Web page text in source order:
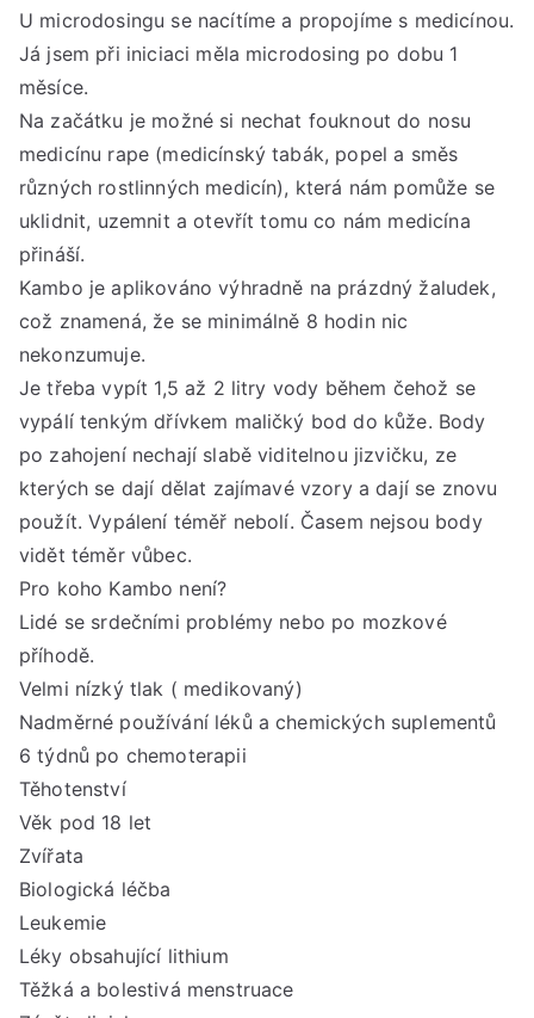
U microdosingu se nacítíme a propojíme s medicínou.
Já jsem při iniciaci měla microdosing po dobu 1
měsíce.
Na začátku je možné si nechat fouknout do nosu
medicínu rape (medicínský tabák, popel a směs
různých rostlinných medicín), která nám pomůže se
uklidnit, uzemnit a otevřít tomu co nám medicína
přináší.
Kambo je aplikováno výhradně na prázdný žaludek,
což znamená, že se minimálně 8 hodin nic
nekonzumuje.
Je třeba vypít 1,5 až 2 litry vody během čehož se
vypálí tenkým dřívkem maličký bod do kůže. Body
po zahojení nechají slabě viditelnou jizvičku, ze
kterých se dají dělat zajímavé vzory a dají se znovu
použít. Vypálení téměř nebolí. Časem nejsou body
vidět téměr vůbec.
Pro koho Kambo není?
Lidé se srdečními problémy nebo po mozkové
příhodě.
Velmi nízký tlak ( medikovaný)
Nadměrné používání léků a chemických suplementů
6 týdnů po chemoterapii
Těhotenství
Věk pod 18 let
Zvířata
Biologická léčba
Leukemie
Léky obsahující lithium
Těžká a bolestivá menstruace